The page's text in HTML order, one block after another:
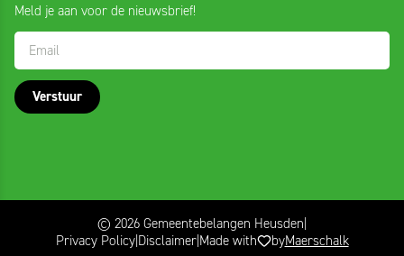
hoogte
Meld je aan voor de nieuwsbrief!
Verstuur
© 2026 Gemeentebelangen Heusden
Privacy Policy Disclaimer Made with byMaerschalk